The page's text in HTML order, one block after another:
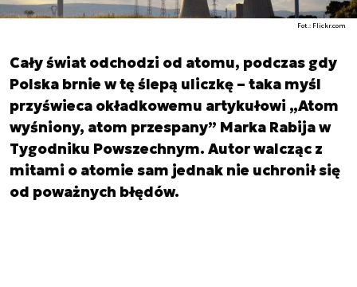
Fot.: Flickr.com
Cały świat odchodzi od atomu, podczas gdy
Polska brnie w tę ślepą uliczkę – taka myśl
przyświeca okładkowemu artykułowi „Atom
wyśniony, atom przespany” Marka Rabija w
Tygodniku Powszechnym. Autor walcząc z
mitami o atomie sam jednak nie uchronił się
od poważnych błędów.